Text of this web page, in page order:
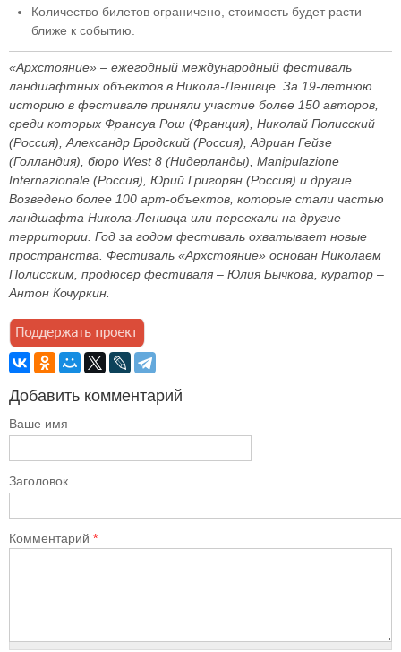
Количество билетов ограничено, стоимость будет расти
ближе к событию.
«Архстояние» – ежегодный международный фестиваль
ландшафтных объектов в Никола-Ленивце. За 19-летнюю
историю в фестивале приняли участие более 150 авторов,
среди которых Франсуа Рош (Франция), Николай Полисский
(Россия), Александр Бродский (Россия), Адриан Гейзе
(Голландия), бюро West 8 (Нидерланды), Manipulazione
Internazionale (Россия), Юрий Григорян (Россия) и другие.
Возведено более 100 арт-объектов, которые стали частью
ландшафта Никола-Ленивца или переехали на другие
территории. Год за годом фестиваль охватывает новые
пространства. Фестиваль «Архстояние» основан Николаем
Полисским, продюсер фестиваля – Юлия Бычкова, куратор –
Антон Кочуркин.
Добавить комментарий
Ваше имя
Заголовок
Комментарий *